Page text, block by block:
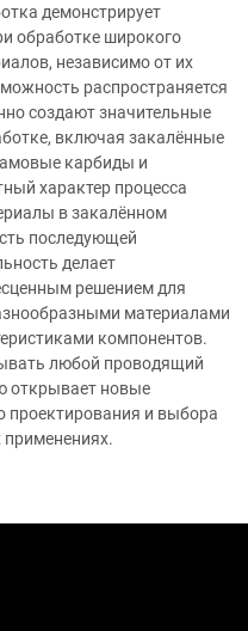
демонстрирует
обработке широкого
независимо от их
распространяется
создают значительные
включая закалённые
карбиды и
характер процесса
в закалённом
последующей
делает
решением для
материалами
компонентов.
любой проводящий
открывает новые
проектирования и выбора